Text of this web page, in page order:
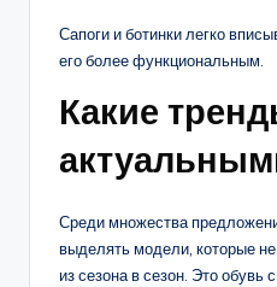
Сапоги и ботинки легко
его более функциональным.
Какие
Среди множества
выделять модели, которые
из сезона в сезон. Это обувь